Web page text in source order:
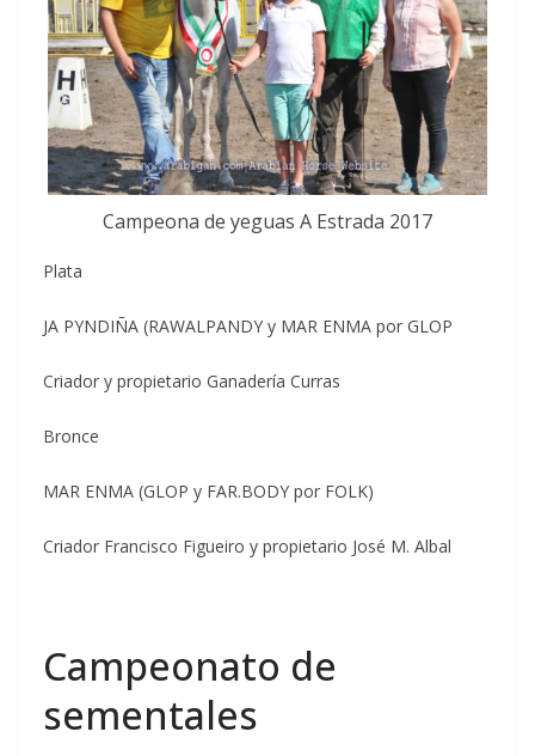
Campeona de yeguas A Estrada 2017
Plata
JA PYNDIÑA (RAWALPANDY y MAR ENMA por GLOP
Criador y propietario Ganadería Curras
Bronce
MAR ENMA (GLOP y FAR.BODY por FOLK)
Criador Francisco Figueiro y propietario José M. Albal
Campeonato de
sementales